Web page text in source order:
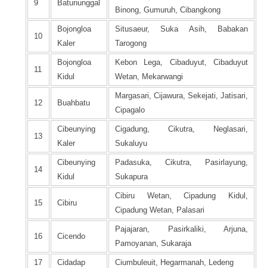
9 Batununggal
Binong, Gumuruh, Cibangkong
10
Bojongloa
Kaler
Situsaeur, Suka Asih, Babakan
Tarogong
11
Bojongloa
Kidul
Kebon Lega, Cibaduyut, Cibaduyut
Wetan, Mekarwangi
12 Buahbatu
Margasari, Cijawura, Sekejati, Jatisari,
Cipagalo
13
Cibeunying
Kaler
Cigadung, Cikutra, Neglasari,
Sukaluyu
14
Cibeunying
Kidul
Padasuka, Cikutra, Pasirlayung,
Sukapura
15 Cibiru
Cibiru Wetan, Cipadung Kidul,
Cipadung Wetan, Palasari
16 Cicendo
Pajajaran, Pasirkaliki, Arjuna,
Pamoyanan, Sukaraja
17 Cidadap Ciumbuleuit, Hegarmanah, Ledeng